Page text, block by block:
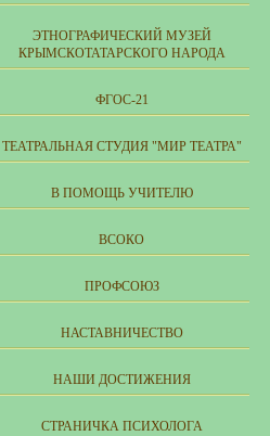
ЭТНОГРАФИЧЕСКИЙ МУЗЕЙ
КРЫМСКОТАТАРСКОГО НАРОДА
ФГОС-21
ТЕАТРАЛЬНАЯ СТУДИЯ "МИР ТЕАТРА"
В ПОМОЩЬ УЧИТЕЛЮ
ВСОКО
ПРОФСОЮЗ
НАСТАВНИЧЕСТВО
НАШИ ДОСТИЖЕНИЯ
СТРАНИЧКА ПСИХОЛОГА